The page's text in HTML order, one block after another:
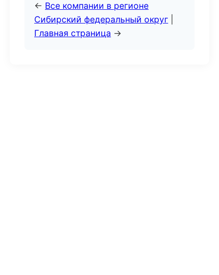
← Все компании в регионе
Сибирский федеральный округ
Главная страница →